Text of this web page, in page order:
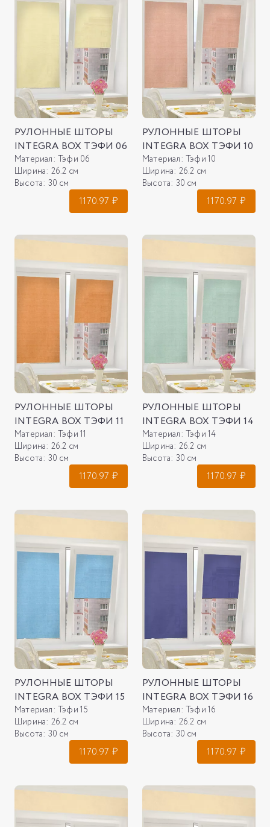
РУЛОННЫЕ ШТОРЫ
INTEGRA BOX ТЭФИ 06
Материал: Тэфи 06
Ширина: 26.2 см
Высота: 30 см
1170.97 ₽
РУЛОННЫЕ ШТОРЫ
INTEGRA BOX ТЭФИ 10
Материал: Тэфи 10
Ширина: 26.2 см
Высота: 30 см
1170.97 ₽
РУЛОННЫЕ ШТОРЫ
INTEGRA BOX ТЭФИ 11
Материал: Тэфи 11
Ширина: 26.2 см
Высота: 30 см
1170.97 ₽
РУЛОННЫЕ ШТОРЫ
INTEGRA BOX ТЭФИ 14
Материал: Тэфи 14
Ширина: 26.2 см
Высота: 30 см
1170.97 ₽
РУЛОННЫЕ ШТОРЫ
INTEGRA BOX ТЭФИ 15
Материал: Тэфи 15
Ширина: 26.2 см
Высота: 30 см
1170.97 ₽
РУЛОННЫЕ ШТОРЫ
INTEGRA BOX ТЭФИ 16
Материал: Тэфи 16
Ширина: 26.2 см
Высота: 30 см
1170.97 ₽